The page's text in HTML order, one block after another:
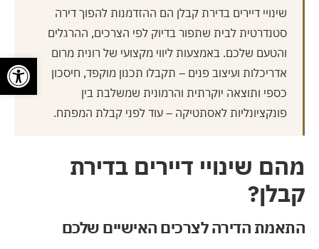
שינויי דיירים בדירת קבלן הם ההזדמנות להפוך דירה
סטנדרטית לבית שתפור בדיוק לפי הצרכים, ההרגלים
והטעם שלכם. באמצעות ליווי מקצועי של רונית מרום
אדריכלות ועיצוב פנים – תקבלו תכנון מוקפד, חיסכון
כספי ותוצאה יוקרתית והרמונית שמשלבת בין
פונקציונליות לאסתטיקה – עוד לפני קבלת המפתח.
מהם שינויי דיירים בדירת
קבלן?
התאמת הדירה לצרכים האישיים שלכם